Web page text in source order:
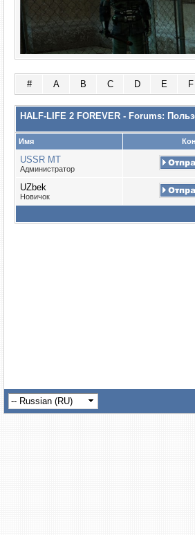
# A B C D E F
HALF-LIFE 2 FOREVER - Forums:
Имя
USSR MT
Администратор
UZbek
Новичок